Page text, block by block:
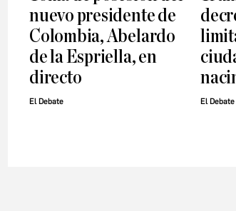
nuevo presidente de
Colombia, Abelardo
de la Espriella, en
directo
El Debate El Debate